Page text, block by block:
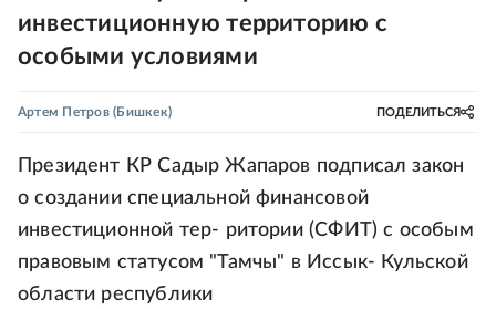
инвестиционную территорию с
особыми условиями
Артем Петров(Бишкек) ПОДЕЛИТЬСЯ
Президент КР Садыр Жапаров подписал закон
о создании специальной финансовой
инвестиционной тер- ритории (СФИТ) с особым
правовым статусом "Тамчы" в Иссык- Кульской
области республики